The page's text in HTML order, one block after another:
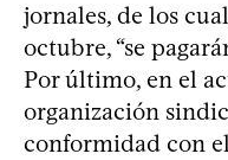
jornales, de los
octubre, “se
Por último, en el
organización
conformidad con